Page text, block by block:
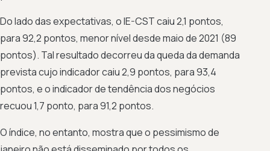
Do lado das expectativas, o IE-CST caiu 2,1 pontos,
para 92,2 pontos, menor nível desde maio de 2021 (89
pontos). Tal resultado decorreu da queda da demanda
prevista cujo indicador caiu 2,9 pontos, para 93,4
pontos, e o indicador de tendência dos negócios
recuou 1,7 ponto, para 91,2 pontos.
O índice, no entanto, mostra que o pessimismo de